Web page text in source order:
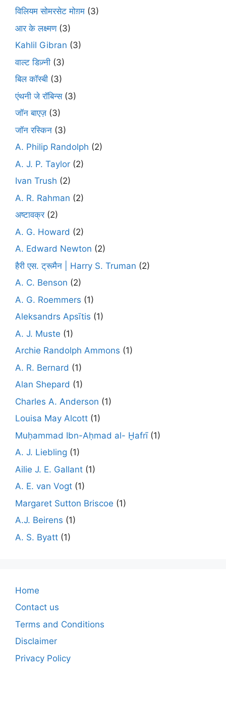
विलियम सोमरसेट मोग़म (3)
आर के लक्ष्मण(3)
Kahlil Gibran (3)
वाल्ट डिज़्नी (3)
बिल कॉस्बी (3)
एंथनी जे रॉबिन्स(3)
जॉन बाएज़ (3)
जॉन रस्किन (3)
A. Philip Randolph (2)
A. J. P. Taylor (2)
Ivan Trush (2)
A. R. Rahman (2)
अष्टावक्र(2)
A. G. Howard (2)
A. Edward Newton (2)
हैरी एस. ट्रूमैन | Harry S. Truman (2)
A. C. Benson (2)
A. G. Roemmers (1)
Aleksandrs Apsītis (1)
A. J. Muste (1)
Archie Randolph Ammons (1)
A. R. Bernard (1)
Alan Shepard (1)
Charles A. Anderson (1)
Louisa May Alcott (1)
Muḥammad Ibn-Aḥmad al- Ḫafrī(1)
A. J. Liebling (1)
Ailie J. E. Gallant (1)
A. E. van Vogt (1)
Margaret Sutton Briscoe (1)
A.J. Beirens (1)
A. S. Byatt (1)
Home
Contact us
Terms and Conditions
Disclaimer
Privacy Policy